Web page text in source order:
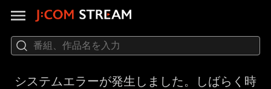
システムエラーが発生しました。しばらく時